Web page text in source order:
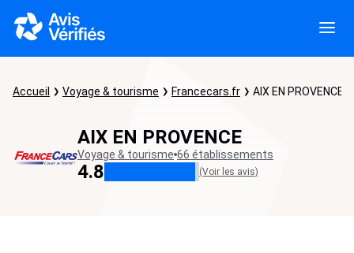
Accueil Voyage & tourisme Francecars.fr AIX EN PROVENCE
AIX EN PROVENCE
Voyage & tourisme 66 établissements
4.8 (Voir les avis)